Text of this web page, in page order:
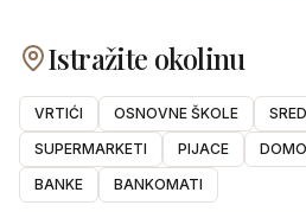
Istražite okolinu
VRTIĆI OSNOVNE ŠKOLE
SUPERMARKETI
PIJACE
BANKE
BANKOMATI